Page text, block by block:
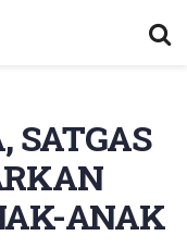
SATGAS
ANAK